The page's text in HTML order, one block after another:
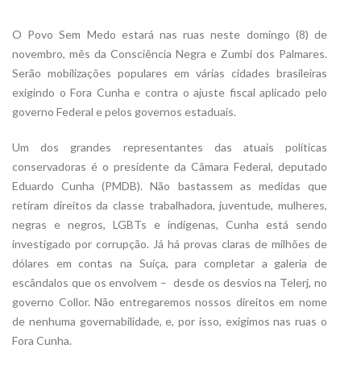
O Povo Sem Medo estará nas ruas neste domingo (8) de
novembro, mês da Consciência Negra e Zumbi dos Palmares.
Serão mobilizações populares em várias cidades brasileiras
exigindo o Fora Cunha e contra o ajuste fiscal aplicado pelo
governo Federal e pelos governos estaduais.
Um dos grandes representantes das atuais políticas
conservadoras é o presidente da Câmara Federal, deputado
Eduardo Cunha (PMDB). Não bastassem as medidas que
retiram direitos da classe trabalhadora, juventude, mulheres,
negras e negros, LGBTs e indígenas, Cunha está sendo
investigado por corrupção. Já há provas claras de milhões de
dólares em contas na Suíça, para completar a galeria de
escândalos que os envolvem – desde os desvios na Telerj, no
governo Collor. Não entregaremos nossos direitos em nome
de nenhuma governabilidade, e, por isso, exigimos nas ruas o
Fora Cunha.